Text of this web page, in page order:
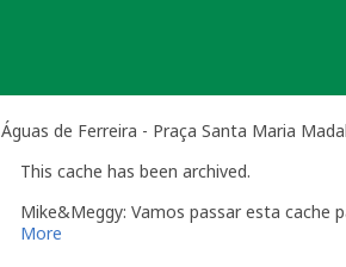
Águas de Ferreira - Praça Santa Maria
This cache has been archived.
Mike&Meggy: Vamos passar esta
More